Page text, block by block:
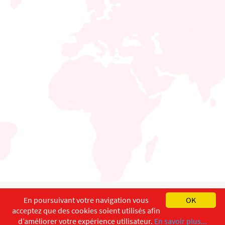
English Français
Copyright ©ISEC-AdW Impressum
OK
En poursuivant votre navigation vous
acceptez que des cookies soient utilisés afin
d’améliorer votre expérience utilisateur. En savoir plus...